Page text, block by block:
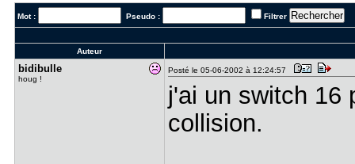
Mot : Pseudo : Filtrer
Auteur
bidibulle
houg !
Posté le 05-06-2002 à 12:24:57
j'ai un switch 16
collision.